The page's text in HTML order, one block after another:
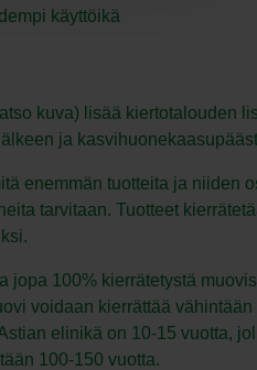
käyttöikä
kuva) lisää kiertotalouden
ja
enemmän tuotteita ja niiden
tarvitaan. Tuotteet
jopa 100% kierrätetystä
voidaan kierrättää
elinikä on 10-15 vuotta,
100-150 vuotta.